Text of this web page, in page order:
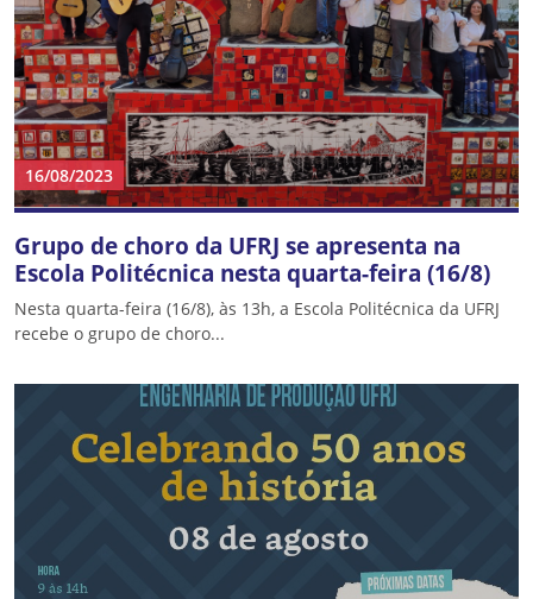
16/08/2023
Grupo de choro da UFRJ se apresenta na
Escola Politécnica nesta quarta-feira (16/8)
Nesta quarta-feira (16/8), às 13h, a Escola Politécnica da UFRJ
recebe o grupo de choro...